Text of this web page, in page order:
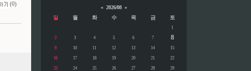
(0) « 2026/08 »
일
월 화 수 목 금 토
1
2 3 4 5 6 7 8
9 10 11 12 13 14 15
16 17 18 19 20 21 22
23 24 25 26 27 28 29